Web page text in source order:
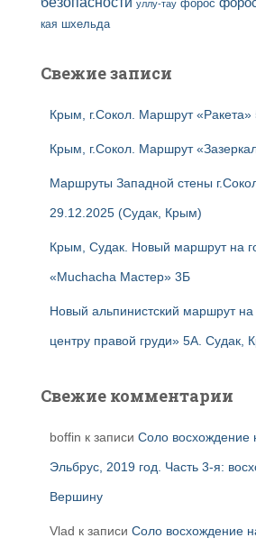
уллу-тау форос
кая шхельда
Свежие записи
Крым, г.Сокол. Маршрут «Ракета»
Крым, г.Сокол. Маршрут
Маршруты Западной стены
29.12.2025 (Судак, Крым)
Крым, Судак. Новый маршрут на
«Muchacha Мастер» 3Б
Новый альпинистский маршрут на
центру правой груди» 5А. Судак,
Свежие комментарии
boffin к записи Соло восхождение
Эльбрус, 2019 год. Часть 3-я:
Вершину
Vlad к записи Соло восхождение